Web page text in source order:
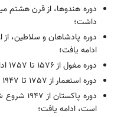
دوره هندوها، از قرن هشتم
داشت؛
ادامه یافت؛
دوره مغول از 1576 تا 1757 ادامه طول کشید؛
دوره استعمار از 1757 تا 1947 ادامه داشت؛
است، ادامه یافت؛